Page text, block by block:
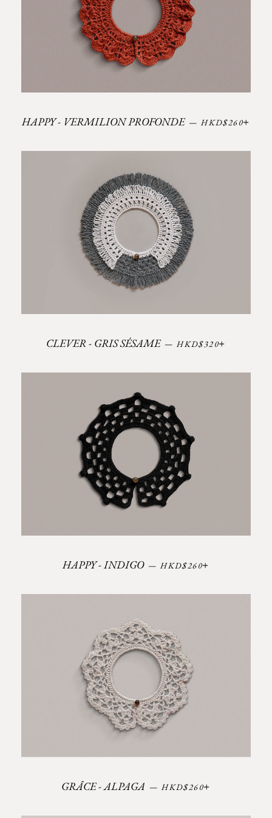
HAPPY - VERMILION PROFONDE — Prix régulier
HKD$260
CLEVER - GRIS SÉSAME — Prix régulier
HKD$320
HAPPY - INDIGO — Prix régulier
HKD$260
GRÂCE - ALPAGA — Prix régulier
HKD$260